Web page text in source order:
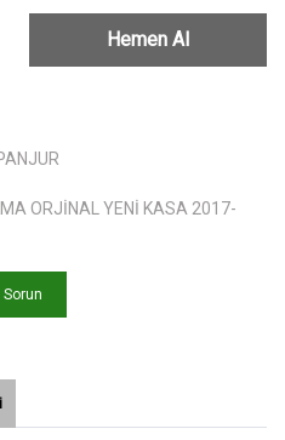
Hemen Al
ORJİNAL YENİ KASA 2017-